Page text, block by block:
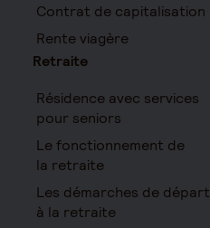
Contrat de capitalisation
Rente viagère
Retraite
Résidence avec services
pour seniors
Le fonctionnement de
la retraite
Les démarches de départ
à la retraite